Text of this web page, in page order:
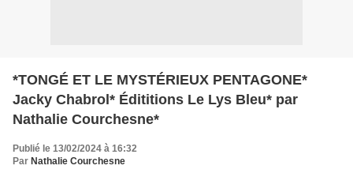
*TONGÉ ET LE MYSTÉRIEUX PENTAGONE*
Jacky Chabrol* Édititions Le Lys Bleu* par
Nathalie Courchesne*
Publié le 13/02/2024 à 16:32
Par Nathalie Courchesne